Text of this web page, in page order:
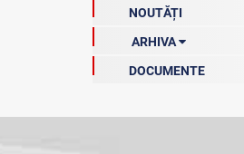
NOUTĂȚI
ARHIVA
Arhiva clasamentelor
DOCUMENTE